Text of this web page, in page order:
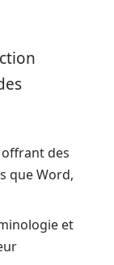
des
que Word,
et